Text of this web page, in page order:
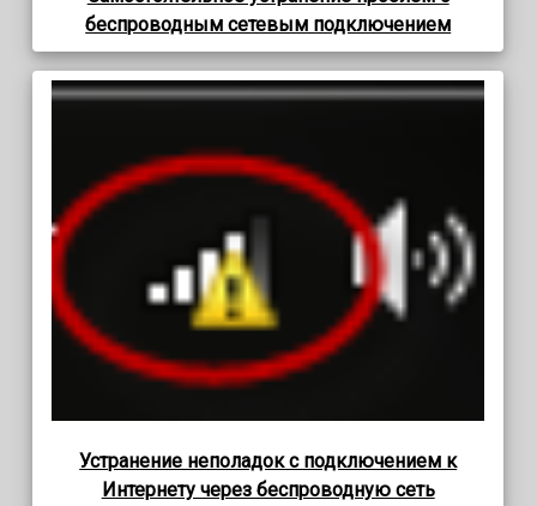
беспроводным сетевым подключением
Устранение неполадок с подключением к
Интернету через беспроводную сеть